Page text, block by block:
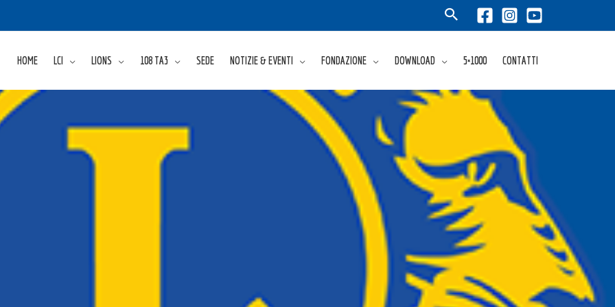
HOME LCI LIONS 108 TA3 SEDE NOTIZIE & EVENTI FONDAZIONE DOWNLOAD 5×1000 CONTATTI